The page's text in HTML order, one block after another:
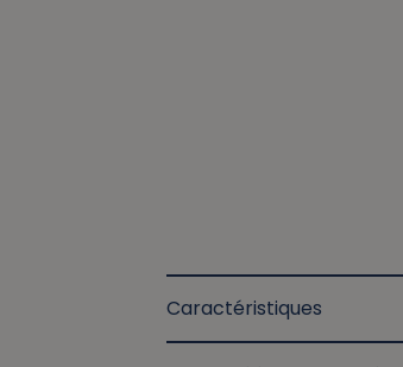
Caractéristiques